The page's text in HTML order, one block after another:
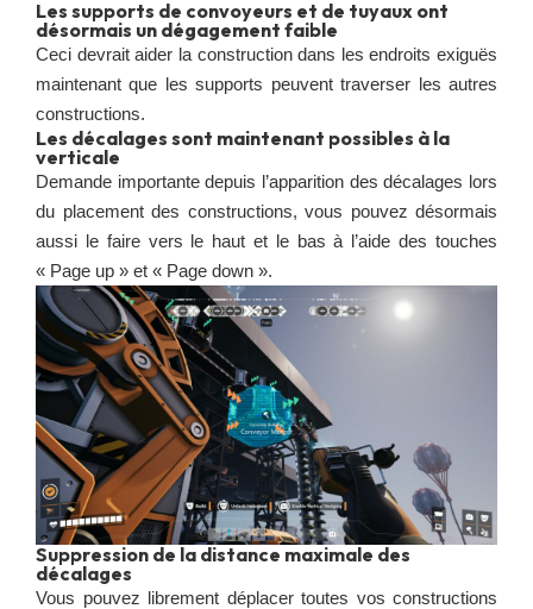
Les supports de convoyeurs et de tuyaux ont
désormais un dégagement faible
Ceci devrait aider la construction dans les endroits exiguës
maintenant que les supports peuvent traverser les autres
constructions.
Les décalages sont maintenant possibles à la
verticale
Demande importante depuis l’apparition des décalages lors
du placement des constructions, vous pouvez désormais
aussi le faire vers le haut et le bas à l’aide des touches
« Page up » et « Page down ».
Suppression de la distance maximale des
décalages
Vous pouvez librement déplacer toutes vos constructions